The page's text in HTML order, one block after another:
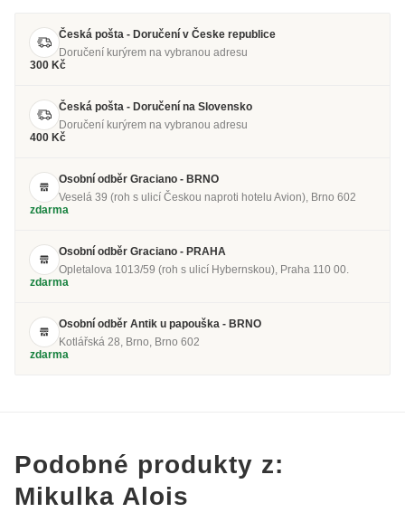
Česká pošta - Doručení v Česke republice
Doručení kurýrem na vybranou adresu
300 Kč
Česká pošta - Doručení na Slovensko
Doručení kurýrem na vybranou adresu
400 Kč
Osobní odběr Graciano - BRNO
Veselá 39 (roh s ulicí Českou naproti hotelu Avion), Brno 602
zdarma
Osobní odběr Graciano - PRAHA
Opletalova 1013/59 (roh s ulicí Hybernskou), Praha 110 00.
zdarma
Osobní odběr Antik u papouška - BRNO
Kotlářská 28, Brno, Brno 602
zdarma
Podobné produkty z:
Mikulka Alois